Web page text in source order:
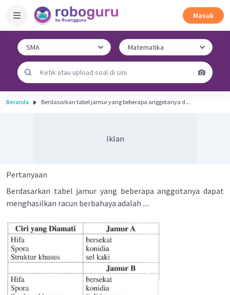
Masuk
Beranda Berdasarkan tabel jamur yang beberapa anggotanya d...
Iklan
Pertanyaan
Berdasarkan tabel jamur yang beberapa anggotanya dapat
menghasilkan racun berbahaya adalah ....